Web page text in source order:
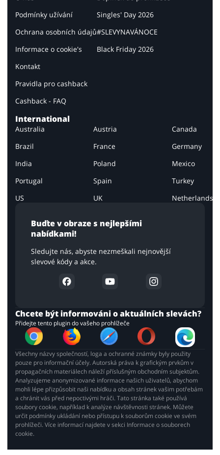
Buďte v obraze s nejlepšími
nabídkami!
Sledujte nás, abyste nezmeškali nejnovější
slevové kódy a akce.
Podmínky užívání
Ochrana osobních údajů
Informace o cookie's
Kontakt
Pravidla pro cashback
Cashback - FAQ
Singles' Day 2026
#SLEVYNAVÁNOCE
Black Friday 2026
International
Australia Austria
Canada
Brazil
France
Germany
India
Poland
Mexico
Portugal
Spain
Turkey
US
UK Netherlands
Chcete být informováni o aktuálních slevách?
Přidejte tento plugin do vašeho prohlížeče
Všechny názvy společností, loga a ochranné známky byly použity
pouze pro informační účely. Autorská práva k grafickým prvkům v
propagačních materiálech náleží příslušným obchodním subjektům.
Analyzujeme anonymizované informace našich uživatelů, abychom
mohli lépe přizpůsobit naši nabídku a obsah stránek vašim potřebám
a chránit vás před nepoctivými hráči. Tato stránka také používá
soubory cookie, například k analýze návštěvnosti stránek. Můžete
určit podmínky ukládání nebo přístupu k souborům cookie ve svém
prohlížeči. Více informací najdete v sekci Informace o souborech
cookie.